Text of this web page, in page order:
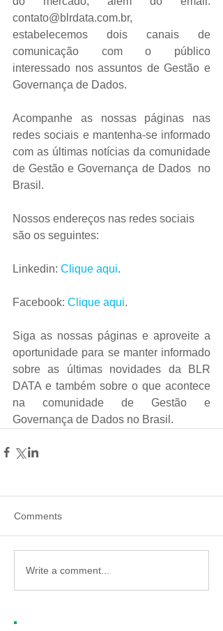
contato@blrdata.com.br,
estabelecemos dois canais de
comunicação com o público
interessado nos assuntos de Gestão e
Governança de Dados.
Acompanhe as nossas páginas nas
redes sociais e mantenha-se informado
com as últimas notícias da comunidade
de Gestão e Governança de Dados  no
Brasil.
Nossos endereços nas redes sociais
são os seguintes:
Linkedin: Clique aqui.
Facebook: Clique aqui.
Siga as nossas páginas e aproveite a
oportunidade para se manter informado
sobre as últimas novidades da BLR
DATA e também sobre o que acontece
na comunidade de Gestão e
Governança de Dados no Brasil.
Comments
Write a comment...